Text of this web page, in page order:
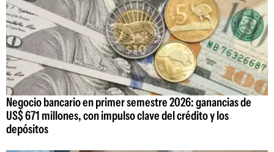
Negocio bancario en primer semestre 2026: ganancias de
US$ 671 millones, con impulso clave del crédito y los
depósitos